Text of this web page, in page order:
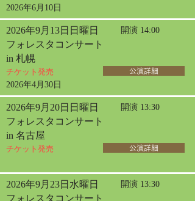
2026年6月10日
2026年9月13日日曜日 開演 14:00
フォレスタコンサート
in 札幌
チケット発売
2026年4月30日
公演詳細
2026年9月20日日曜日 開演 13:30
フォレスタコンサート
in 名古屋
チケット発売 公演詳細
2026年9月23日水曜日 開演 13:30
フォレスタコンサート